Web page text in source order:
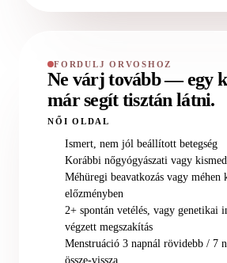
FORDULJ ORVOSHOZ
Ne várj tovább — egy
már segít tisztán látni.
NŐI OLDAL
Ismert, nem jól beállított betegség
Korábbi nőgyógyászati vagy
Méhüregi beavatkozás vagy méhen
előzményben
2+ spontán vetélés, vagy genetikai
végzett megszakítás
Menstruáció 3 napnál rövidebb / 7
össze-vissza